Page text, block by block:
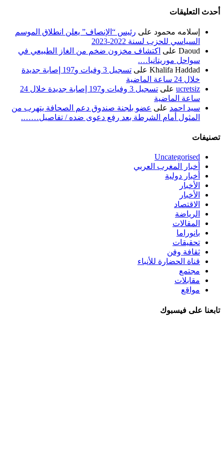
أحدث التعليقات
إسلامه محمود على رئيس “الإنصاف” يعلن انطلاق الموسم
السياسي للحزب لسنة 2022-2023
Daoud على اكتشاف مخزون ضخم من الغاز الطبيعي في
سواحل موريتانيا….
Khalifa Haddad على
تسجيل 3 وفيات و197 إصابة جديدة
خلال 24 ساعة الماضية
ucretsiz على
تسجيل 3 وفيات و197 إصابة جديدة خلال 24
ساعة الماضية
سيد احمد على عضو بلجنة صندوق دعم الصحافة يتهرب من
المثول أمام الشرطة بعد رفع دعوى ضده / تفاصيل…….
تصنيفات
Uncategorised
أخبار المغرب العربي
أخبار دولية
الأخبار
الأخبار
الاقتصاد
الرياضة
المقالات
بانوراما
تحقيقات
ثقافة وفن
قناة الحضارة للأنباء
مجتمع
مقابلات
مواقع
تابعنا على فيسبوك